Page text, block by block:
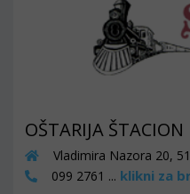
OŠTARIJA ŠTACION
Vladimira Nazora 20,
099 2761 ... klikni za